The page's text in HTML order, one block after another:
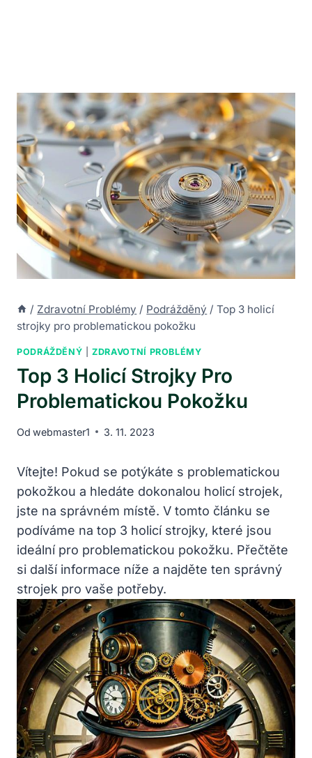
/ Zdravotní Problémy / Podrážděný / Top 3 holicí
strojky pro problematickou pokožku
PODRÁŽDĚNÝ |ZDRAVOTNÍ PROBLÉMY
Top 3 Holicí Strojky Pro
Problematickou Pokožku
Od webmaster1 3. 11. 2023
Vítejte! Pokud se potýkáte s problematickou
pokožkou a hledáte dokonalou holicí strojek,
jste na správném místě. V tomto článku se
podíváme na top 3 holicí strojky, které jsou
ideální pro problematickou pokožku. Přečtěte
si další informace níže a najděte ten správný
strojek pro vaše potřeby.